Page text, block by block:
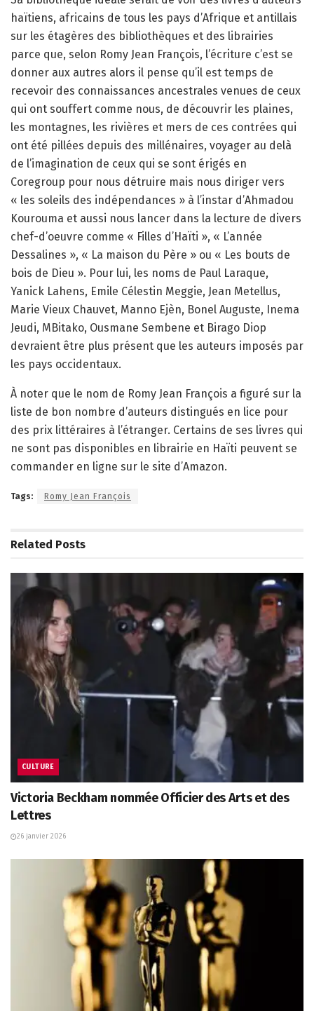
haïtiens, africains de tous les pays d’Afrique et antillais
sur les étagères des bibliothèques et des librairies
parce que, selon Romy Jean François, l’écriture c’est se
donner aux autres alors il pense qu’il est temps de
recevoir des connaissances ancestrales venues de ceux
qui ont souffert comme nous, de découvrir les plaines,
les montagnes, les rivières et mers de ces contrées qui
ont été pillées depuis des millénaires, voyager au delà
de l’imagination de ceux qui se sont érigés en
Coregroup pour nous détruire mais nous diriger vers
« les soleils des indépendances » à l’instar d’Ahmadou
Kourouma et aussi nous lancer dans la lecture de divers
chef-d’oeuvre comme « Filles d’Haïti », « L’année
Dessalines », « La maison du Père » ou « Les bouts de
bois de Dieu ». Pour lui, les noms de Paul Laraque,
Yanick Lahens, Emile Célestin Meggie, Jean Metellus,
Marie Vieux Chauvet, Manno Ejèn, Bonel Auguste, Inema
Jeudi, MBitako, Ousmane Sembene et Birago Diop
devraient être plus présent que les auteurs imposés par
les pays occidentaux.
À noter que le nom de Romy Jean François a figuré sur la
liste de bon nombre d’auteurs distingués en lice pour
des prix littéraires à l’étranger. Certains de ses livres qui
ne sont pas disponibles en librairie en Haïti peuvent se
commander en ligne sur le site d’Amazon.
Tags: Romy Jean François
Related Posts
CULTURE
Victoria Beckham nommée Officier des Arts et des
Lettres
26 janvier 2026